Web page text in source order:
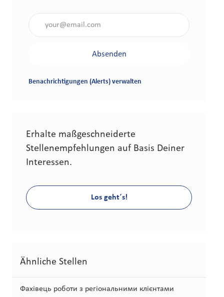
Absenden
Benachrichtigungen (Alerts) verwalten
Erhalte maßgeschneiderte
Stellenempfehlungen auf Basis Deiner
Interessen.
Los geht´s!
Ähnliche Stellen
Фахівець роботи з регіональними клієнтами